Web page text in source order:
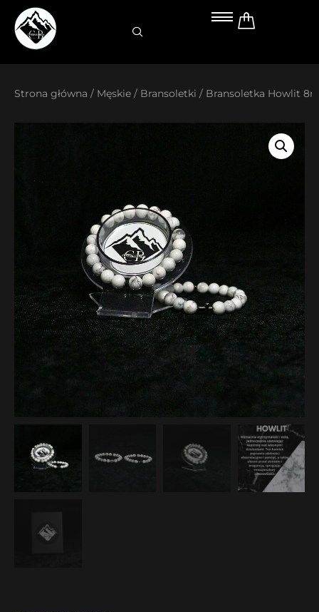
Przejdź
Strona główna / Męskie / Bransoletki / Bransoletka Howlit